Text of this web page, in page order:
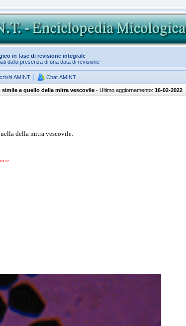
in fase di revisione integrale
dalla presenza di una data di revisione -
AMINT Chat AMINT
a quello della mitra vescovile - Ultimo aggiornamento: 16-02-2022
della mitra vescovile.
.